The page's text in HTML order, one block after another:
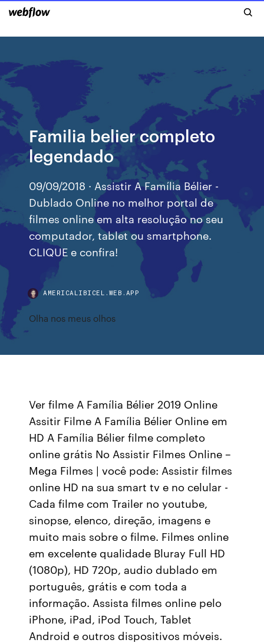
Familia belier completo
legendado
09/09/2018 · Assistir A Família Bélier -
Dublado Online no melhor portal de
filmes online em alta resolução no seu
computador, tablet ou smartphone.
CLIQUE e confira!
AMERICALIBICEL.WEB.APP
Olha nos meus olhos
Ver filme A Família Bélier 2019 Online
Assitir Filme A Família Bélier Online em
HD A Família Bélier filme completo
online grátis No Assistir Filmes Online –
Mega Filmes | você pode: Assistir filmes
online HD na sua smart tv e no celular -
Cada filme com Trailer no youtube,
sinopse, elenco, direção, imagens e
muito mais sobre o filme. Filmes online
em excelente qualidade Bluray Full HD
(1080p), HD 720p, audio dublado em
português, grátis e com toda a
informação. Assista filmes online pelo
iPhone, iPad, iPod Touch, Tablet
Android e outros dispositivos móveis.